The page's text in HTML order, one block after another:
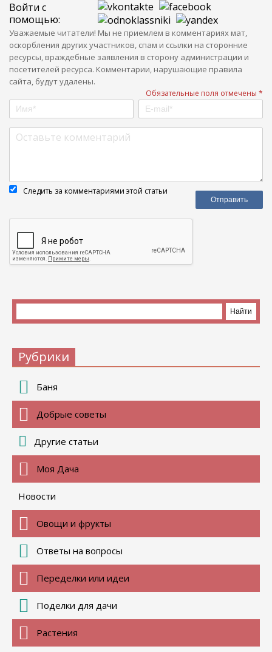
Войти с
помощью:
Уважаемые читатели! Мы не приемлем в комментариях мат,
оскорбления других участников, спам и ссылки на сторонние
ресурсы, враждебные заявления в сторону администрации и
посетителей ресурса. Комментарии, нарушающие правила
сайта, будут удалены.
Обязательные поля отмечены *
Следить за комментариями этой статьи
Рубрики
Баня
Добрые советы
Другие статьи
Моя Дача
Новости
Овощи и фрукты
Ответы на вопросы
Переделки или идеи
Поделки для дачи
Растения